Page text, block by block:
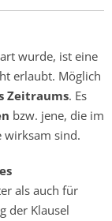
wurde, ist eine
erlaubt. Möglich
Zeitraums. Es
bzw. jene, die im
wirksam sind.
als auch für
der Klausel